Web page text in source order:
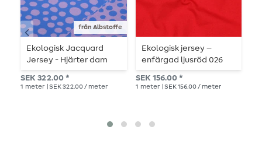
från Albstoffe
Ekologisk Jacquard
Jersey - Hjärter dam
Pop of Love
Doubleface Blå
SEK 322.00 *
1 meter | SEK 322.00 / meter
Ekologisk jersey –
enfärgad ljusröd 026
SEK 156.00 *
1 meter | SEK 156.00 / meter